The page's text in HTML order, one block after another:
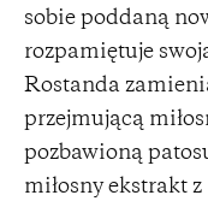
sobie poddaną
rozpamiętuje
Rostanda
przejmującą
pozbawioną
miłosny ekstrakt z